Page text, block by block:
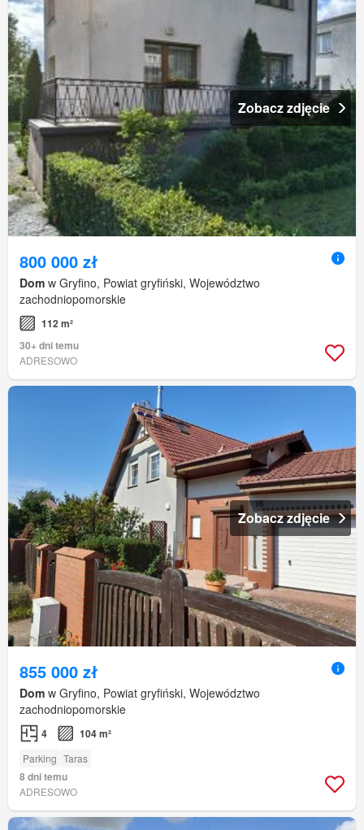
Zobacz zdjęcie
800 000 zł
Dom w Gryfino, Powiat gryfiński, Województwo
zachodniopomorskie
112 m²
30+ dni temu
ADRESOWO
Zobacz zdjęcie
855 000 zł
Dom w Gryfino, Powiat gryfiński, Województwo
zachodniopomorskie
4 104 m²
Parking Taras
8 dni temu
ADRESOWO